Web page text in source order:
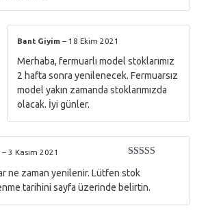
Bant Giyim – 18 Ekim 2021
Merhaba, fermuarlı model stoklarımız
2 hafta sonra yenilenecek. Fermuarsız
model yakın zamanda stoklarımızda
olacak. İyi günler.
5oy aldı
– 3 Kasım 2021
ne zaman yenilenir. Lütfen stok
tarihini sayfa üzerinde belirtin.